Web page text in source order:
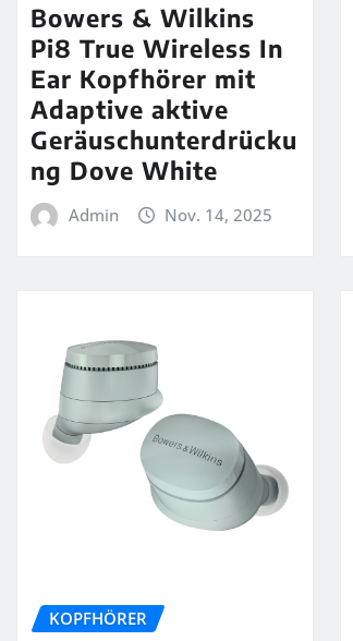
Bowers & Wilkins
Pi8 True Wireless In
Ear Kopfhörer mit
Adaptive aktive
Geräuschunterdrücku
ng Dove White
Admin Nov. 14, 2025
KOPFHÖRER